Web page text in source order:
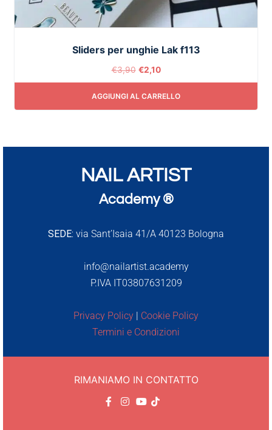
Sliders per unghie Lak f113
€3,90 €2,10
AGGIUNGI AL CARRELLO
NAIL ARTIST
Academy ®
SEDE: via Sant’Isaia 41/A 40123 Bologna
info@nailartist.academy
P.IVA IT03807631209
Privacy Policy | Cookie Policy
Termini e Condizioni
RIMANIAMO IN CONTATTO